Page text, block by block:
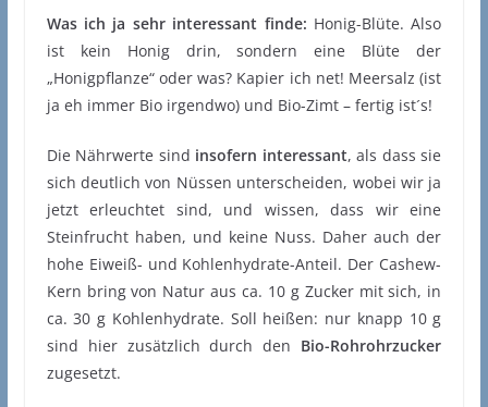
Was ich ja sehr interessant finde: Honig-Blüte. Also
ist kein Honig drin, sondern eine Blüte der
„Honigpflanze“ oder was? Kapier ich net! Meersalz (ist
ja eh immer Bio irgendwo) und Bio-Zimt – fertig ist´s!
Die Nährwerte sind insofern interessant, als dass sie
sich deutlich von Nüssen unterscheiden, wobei wir ja
jetzt erleuchtet sind, und wissen, dass wir eine
Steinfrucht haben, und keine Nuss. Daher auch der
hohe Eiweiß- und Kohlenhydrate-Anteil. Der Cashew-
Kern bring von Natur aus ca. 10 g Zucker mit sich, in
ca. 30 g Kohlenhydrate. Soll heißen: nur knapp 10 g
sind hier zusätzlich durch den Bio-Rohrohrzucker
zugesetzt.